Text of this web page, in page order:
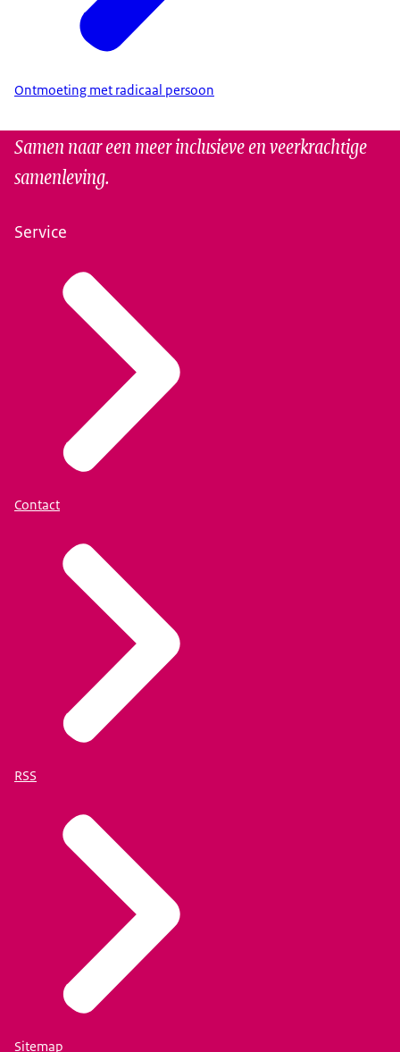
Ontmoeting met radicaal persoon
Samen naar een meer inclusieve en veerkrachtige
samenleving.
Service
Contact
RSS
Sitemap